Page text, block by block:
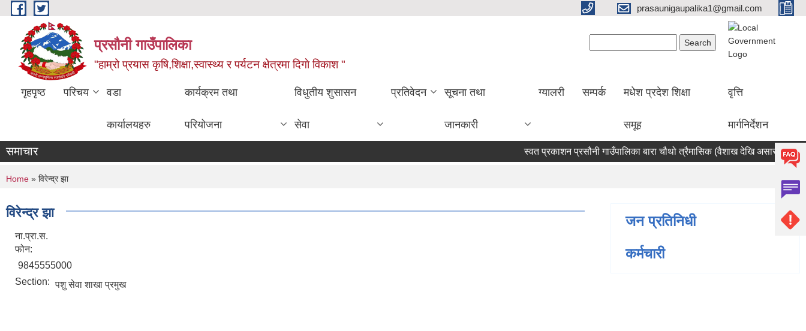
Skip to main content prasaunigaupalika1@gmail.com
प्रसौनी गाउँपालिका
"हाम्रो प्रयास कृषि,शिक्षा,स्वास्थ्य र पर्यटन क्षेत्रमा दिगाे विकाश "
गृहपृष्ठ परिचय वडा
कार्यालयहरु
कार्यक्रम तथा
परियोजना
विधुतीय शुसासन
सेवा
प्रतिवेदन सूचना तथा
जानकारी
ग्यालरी सम्पर्क मधेश प्रदेश शिक्षा
समूह
वृत्ति
मार्गनिर्देशन
समाचार स्वत प्रकाशन प्रसौनी गाउँपालिका बारा चौथो त्रैमासिक (वैशाख देखि असार सम्म)
You are here
Home » विरेन्द्र झा
विरेन्द्र झा
ना.प्रा.स.
फोन:
9845555000
Section: पशु सेवा शाखा प्रमुख
जन प्रतिनिधी
कर्मचारी